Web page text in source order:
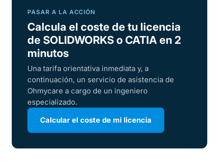
PASAR A LA ACCIÓN
Calcula el coste de tu licencia
de SOLIDWORKS o CATIA en 2
minutos
Una tarifa orientativa inmediata y, a
continuación, un servicio de asistencia de
Ohmycare a cargo de un ingeniero
especializado.
Calcular el coste de mi licencia